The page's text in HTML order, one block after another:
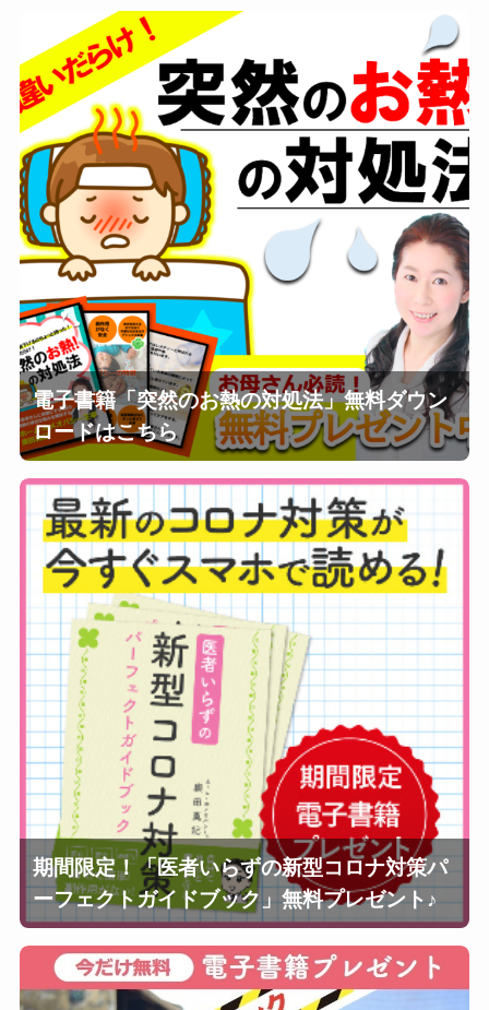
電子書籍「突然のお熱の対処法」無料ダウン
ロードはこちら
期間限定！「医者いらずの新型コロナ対策パ
ーフェクトガイドブック」無料プレゼント♪